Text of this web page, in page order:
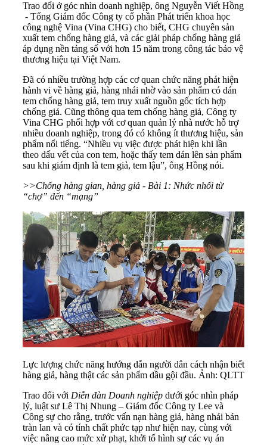
Trao đổi ở góc nhìn doanh nghiệp, ông Nguyễn Viết Hồng
- Tổng Giám đốc Công ty cổ phần Phát triển khoa học
công nghệ Vina (Vina CHG) cho biết, CHG chuyên sản
xuất tem chống hàng giả, và các giải pháp chống hàng giả
áp dụng nền tảng số với hơn 15 năm trong công tác bảo vệ
thương hiệu tại Việt Nam.
Đã có nhiều trường hợp các cơ quan chức năng phát hiện
hành vi về hàng giả, hàng nhái nhờ vào sản phẩm có dán
tem chống hàng giả, tem truy xuất nguồn gốc tích hợp
chống giả. Cũng thông qua tem chống hàng giả, Công ty
Vina CHG phối hợp với cơ quan quản lý nhà nước hỗ trợ
nhiều doanh nghiệp, trong đó có không ít thương hiệu, sản
phẩm nổi tiếng. “Nhiều vụ việc được phát hiện khi lần
theo dấu vết của con tem, hoặc thấy tem dán lên sản phẩm
sau khi giám định là tem giả, tem lậu”, ông Hồng nói.
>>Chống hàng gian, hàng giả - Bài 1: Nhức nhối từ
“chợ” đến “mạng”
Lực lượng chức năng hướng dẫn người dân cách nhận biết
hàng giả, hàng thật các sản phẩm dầu gội đầu. Ảnh: QLTT
Trao đổi với Diễn đàn Doanh nghiệp dưới góc nhìn pháp
lý, luật sư Lê Thị Nhung – Giám đốc Công ty Lee và
Công sự cho rằng, trước vấn nạn hàng giả, hàng nhái bán
tràn lan và có tính chất phức tạp như hiện nay, cùng với
việc nâng cao mức xử phạt, khởi tố hình sự các vụ án